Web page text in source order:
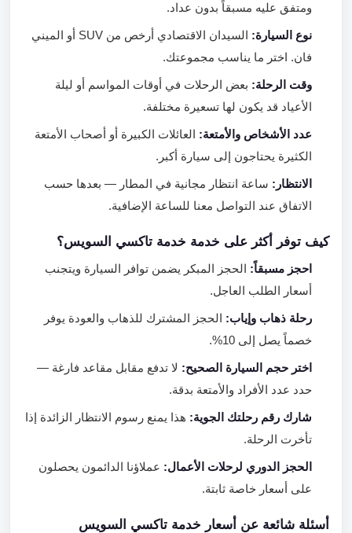
ومتفق عليه مسبقاً بدون عداد.
نوع السيارة:
السيدان الاقتصادي أرخص من SUV أو الميني
فان. اختر ما يناسب مجموعتك.
وقت الرحلة:بعض الرحلات في أوقات المواسم أو ليلة
الأعياد قد يكون لها تسعيرة مختلفة.
عدد الأشخاص والأمتعة:العائلات الكبيرة أو أصحاب الأمتعة
الكثيرة يحتاجون إلى سيارة أكبر.
الانتظار:ساعة انتظار مجانية في المطار — بعدها حسب
الاتفاق عند التواصل معنا للساعة الإضافية.
كيف توفر أكثر على خدمة خدمة تاكسي السويس؟
احجز مسبقاً:الحجز المبكر يضمن توافر السيارة ويتجنب
أسعار الطلب العاجل.
رحلة ذهاب وإياب:الحجز المشترك للذهاب والعودة يوفر
خصماً يصل إلى 10%.
اختر حجم السيارة الصحيح:لا تدفع مقابل مقاعد فارغة —
حدد عدد الأفراد والأمتعة بدقة.
شارك رقم رحلتك الجوية:هذا يمنع رسوم الانتظار الزائدة إذا
تأخرت الرحلة.
الحجز الدوري لرحلات الأعمال:عملاؤنا الدائمون يحصلون
على أسعار خاصة ثابتة.
أسئلة شائعة عن أسعار خدمة تاكسي السويس